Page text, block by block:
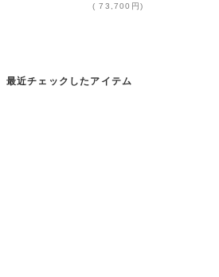
( 73,700円)
最近チェックしたアイテム